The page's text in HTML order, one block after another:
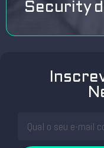
Security